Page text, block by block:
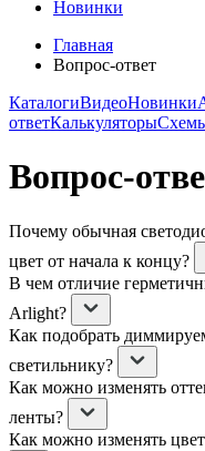
Новинки
Главная
Вопрос-ответ
КаталогиВидеоНовинки
ответКалькуляторы
Вопрос-
Почему обычная
цвет от начала к концу?
В чем отличие
Arlight?
Как подобрать
светильнику?
Как можно изменять
ленты?
Как можно изменять